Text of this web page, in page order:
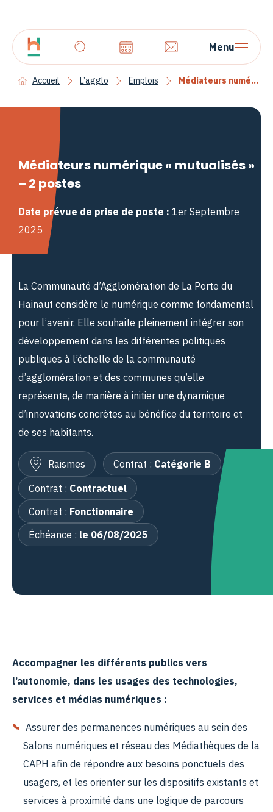
Menu
Accueil L’agglo Emplois Médiateurs numérique « mutualisés » – 2 postes
Médiateurs numérique « mutualisés »
– 2 postes
Date prévue de prise de poste : 1er Septembre
2025
La Communauté d’Agglomération de La Porte du
Hainaut considère le numérique comme fondamental
pour l’avenir. Elle souhaite pleinement intégrer son
développement dans les différentes politiques
publiques à l’échelle de la communauté
d’agglomération et des communes qu’elle
représente, de manière à initier une dynamique
d’innovations concrètes au bénéfice du territoire et
de ses habitants.
Raismes Contrat : Catégorie B
Contrat : Contractuel
Contrat : Fonctionnaire
Échéance : le 06/08/2025
Accompagner les différents publics vers
l’autonomie, dans les usages des technologies,
services et médias numériques :
Assurer des permanences numériques au sein des
Salons numériques et réseau des Médiathèques de la
CAPH afin de répondre aux besoins ponctuels des
usagers, et les orienter sur les dispositifs existants et
services à proximité dans une logique de parcours